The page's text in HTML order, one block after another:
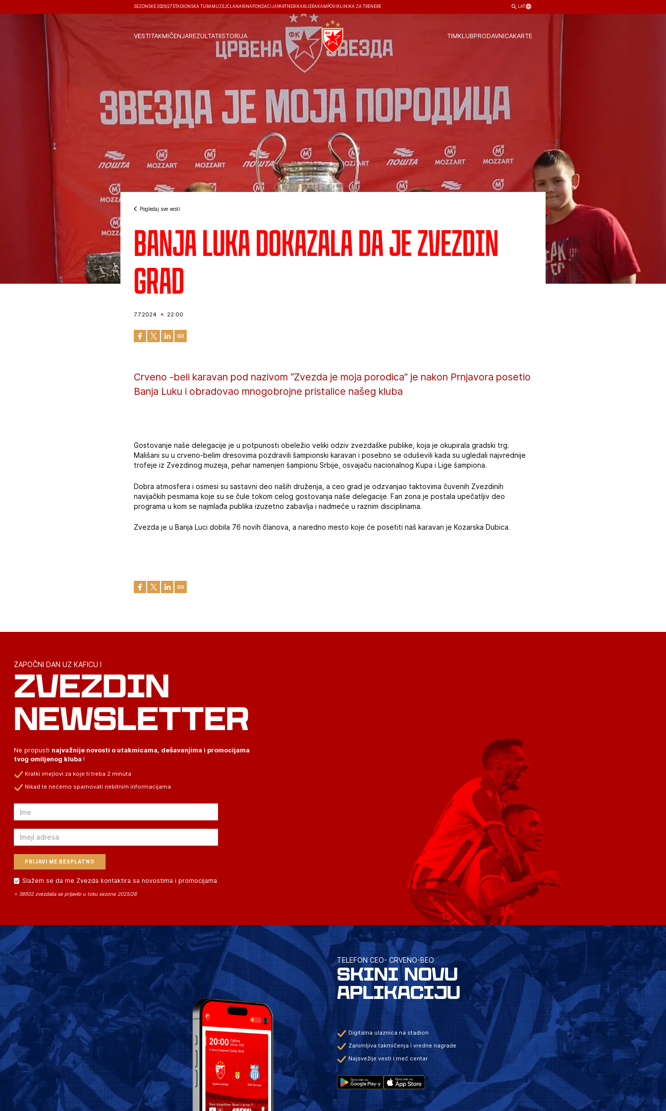
SEZONSKE 2026/27 STADIONSKA TURA MUZEJČLANARINA FONDACIJA PARTNERI KARIJERA KAMPOVI KLINIKA ZA TRENERE LAT
VESTITAKMIČENJAREZULTATIISTORIJA TIMKLUBPRODAVNICAKARTE
Pogledaj sve vesti
Banja Luka dokazala da je Zvezdin
grad
7.7.2024 22:00
Crveno -beli karavan pod nazivom “Zvezda je moja porodica” je nakon Prnjavora posetio
Banja Luku i obradovao mnogobrojne pristalice našeg kluba
Gostovanje naše delegacije je u potpunosti obeležio veliki odziv zvezdaške publike, koja je okupirala gradski trg.
Mališani su u crveno-belim dresovima pozdravili šampionski karavan i posebno se oduševili kada su ugledali najvrednije
trofeje iz Zvezdinog muzeja, pehar namenjen šampionu Srbije, osvajaču nacionalnog Kupa i Lige šampiona.
Dobra atmosfera i osmesi su sastavni deo naših druženja, a ceo grad je odzvanjao taktovima čuvenih Zvezdinih
navijačkih pesmama koje su se čule tokom celog gostovanja naše delegacije. Fan zona je postala upečatljiv deo
programa u kom se najmlađa publika izuzetno zabavlja i nadmeće u raznim disciplinama.
Zvezda je u Banja Luci dobila 76 novih članova, a naredno mesto koje će posetiti naš karavan je Kozarska Dubica.
ZAPOČNI DAN UZ KAFICU I
ZVEZDIN
NEWSLETTER
Ne propusti najvažnije novosti o utakmicama, dešavanjima i promocijama
tvog omiljenog kluba !
Kratki imejlovi za koje ti treba 2 minuta
Nikad te nećemo spamovati nebitnim informacijama
Email
Email
Slažem se da me Zvezda kontaktira sa novostima i promocijama
⭐ 38502 zvezdaša se prijavilo u toku sezone 2025/26
TELEFON CEO- CRVENO-BEO
SKINI NOVU
APLIKACIJU
Digitalna ulaznica na stadion
Zanimljiva takmičenja i vredne nagrade
Najsvežije vesti i meč centar